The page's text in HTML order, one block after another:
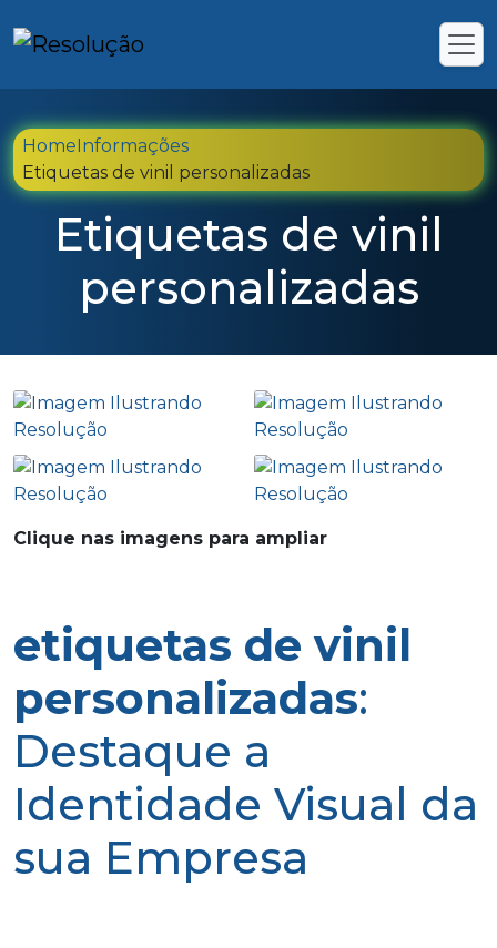
HomeInformações
Etiquetas de vinil personalizadas
Etiquetas de vinil
personalizadas
Clique nas imagens para ampliar
etiquetas de vinil
personalizadas:
Destaque a
Identidade Visual da
sua Empresa